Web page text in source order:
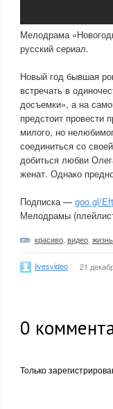
Мелодрама
русский сериал.
Новый год бывшая
встречать в
досъемки», а на
предстоит провести
милого, но
соединиться со
добиться любви
женат. Однако
Подписка — goo.gl/
Мелодрамы
красиво видео жизнь
livesvideo 21
0
Только